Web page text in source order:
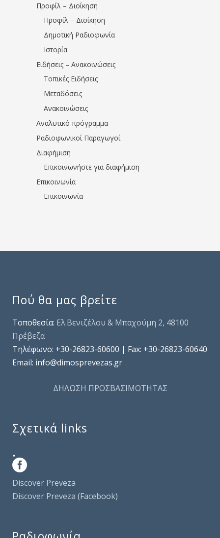
Προφίλ – Διοίκηση
Προφίλ – Διοίκηση
Δημοτική Ραδιοφωνία
Ιστορία
Ειδήσεις – Ανακοινώσεις
Τοπικές Ειδήσεις
Μεταδόσεις
Ανακοινώσεις
Αναλυτικό πρόγραμμα
Ραδιοφωνικοί Παραγωγοί
Διαφήμιση
Επικοινωνήστε για διαφήμιση
Επικοινωνία
Επικοινωνία
Πού θα μας βρείτε
Τοποθεσία: Ελ.Βενιζέλου & Μπαχούμη 2, 48100
Πρέβεζα
Τηλέφωνo: +30-26823-60600 | Fax: +30-26823-60640
Email: info@dimosprevezas.gr
ΔΗΛΩΣΗ ΠΡΟΣΒΑΣΙΜΟΤΗΤΑΣ
Σχετικά links
.
Discover Preveza
Discover Preveza (Facebook)